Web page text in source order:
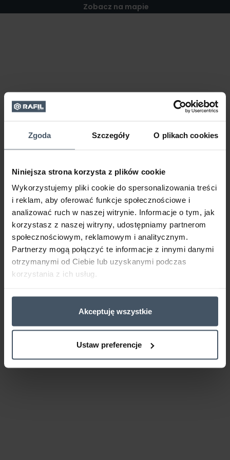
Zgoda Szczegóły O plikach cookies
Niniejsza strona korzysta z plików cookie
Wykorzystujemy pliki cookie do spersonalizowania treści
i reklam, aby oferować funkcje społecznościowe i
analizować ruch w naszej witrynie. Informacje o tym, jak
korzystasz z naszej witryny, udostępniamy partnerom
społecznościowym, reklamowym i analitycznym.
Partnerzy mogą połączyć te informacje z innymi danymi
otrzymanymi od Ciebie lub uzyskanymi podczas
korzystania z ich usług.
Akceptuję wszystkie
Ustaw preferencje
Zobacz na mapie